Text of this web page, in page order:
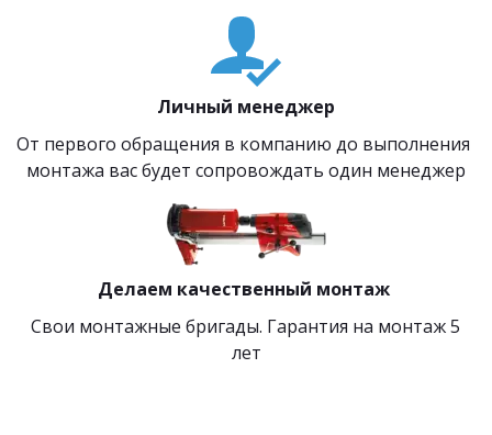
Личный менеджер
От первого обращения в компанию до выполнения
монтажа вас будет сопровождать один менеджер
Делаем качественный монтаж
Свои монтажные бригады. Гарантия на монтаж 5
лет